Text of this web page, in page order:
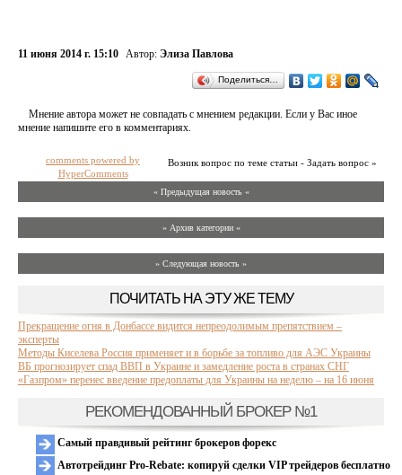
11 июня 2014 г. 15:10 Автор: Элиза Павлова
Поделиться…
Мнение автора может не совпадать с мнением редакции. Если у Вас иное
мнение напишите его в комментариях.
Возник вопрос по теме статьи - Задать вопрос »
comments powered by
HyperComments
« Предыдущая новость «
» Архив категории «
» Следующая новость »
ПОЧИТАТЬ НА ЭТУ ЖЕ ТЕМУ
Прекращение огня в Донбассе видится непреодолимым препятствием –
эксперты
Методы Киселева Россия применяет и в борьбе за топливо для АЭС Украины
ВБ прогнозирует спад ВВП в Украине и замедление роста в странах СНГ
«Газпром» перенес введение предоплаты для Украины на неделю – на 16 июня
РЕКОМЕНДОВАННЫЙ БРОКЕР №1
Самый правдивый рейтинг брокеров форекс
Автотрейдинг Pro-Rebate: копируй сделки VIP трейдеров бесплатно